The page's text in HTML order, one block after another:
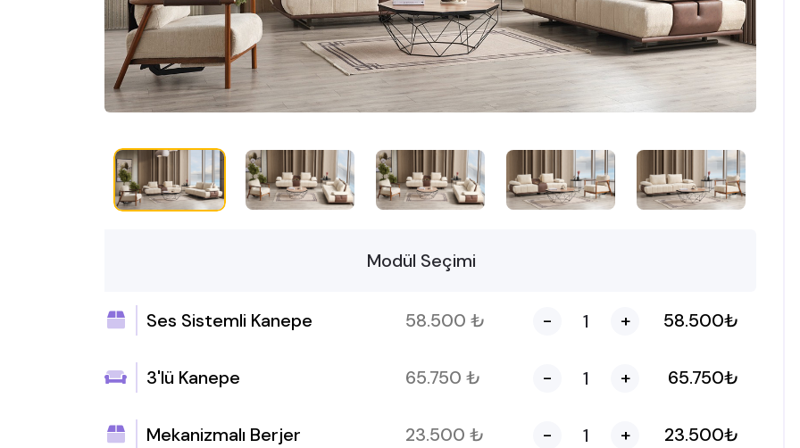
Modül Seçimi
Ses Sistemli Kanepe 58.500 ₺ - + 58.500₺
3'lü Kanepe 65.750 ₺ - + 65.750₺
Mekanizmalı Berjer 23.500 ₺ - + 23.500₺